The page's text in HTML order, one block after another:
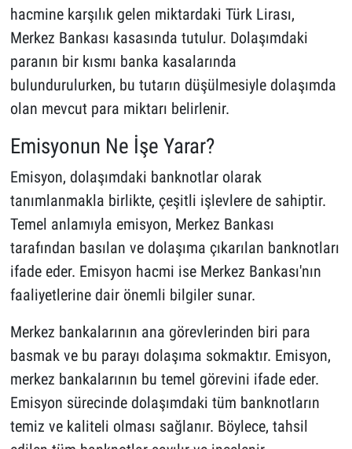
hacmine karşılık gelen miktardaki Türk Lirası,
Merkez Bankası kasasında tutulur. Dolaşımdaki
paranın bir kısmı banka kasalarında
bulundurulurken, bu tutarın düşülmesiyle dolaşımda
olan mevcut para miktarı belirlenir.
Emisyonun Ne İşe Yarar?
Emisyon, dolaşımdaki banknotlar olarak
tanımlanmakla birlikte, çeşitli işlevlere de sahiptir.
Temel anlamıyla emisyon, Merkez Bankası
tarafından basılan ve dolaşıma çıkarılan banknotları
ifade eder. Emisyon hacmi ise Merkez Bankası'nın
faaliyetlerine dair önemli bilgiler sunar.
Merkez bankalarının ana görevlerinden biri para
basmak ve bu parayı dolaşıma sokmaktır. Emisyon,
merkez bankalarının bu temel görevini ifade eder.
Emisyon sürecinde dolaşımdaki tüm banknotların
temiz ve kaliteli olması sağlanır. Böylece, tahsil